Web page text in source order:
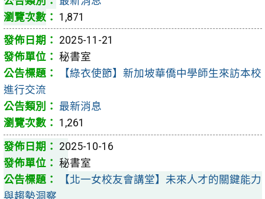
1,871
2025-11-21
秘書室
【綠衣使節】新加坡華僑中學師生來訪本校
進行交流
最新消息
1,261
2025-10-16
秘書室
【北一女校友會講堂】未來人才的關鍵能力
與趨勢洞察